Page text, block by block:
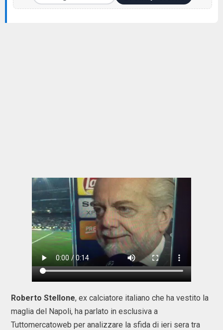
Roberto Stellone, ex calciatore italiano che ha vestito la
maglia del Napoli, ha parlato in esclusiva a
Tuttomercatoweb per analizzare la sfida di ieri sera tra